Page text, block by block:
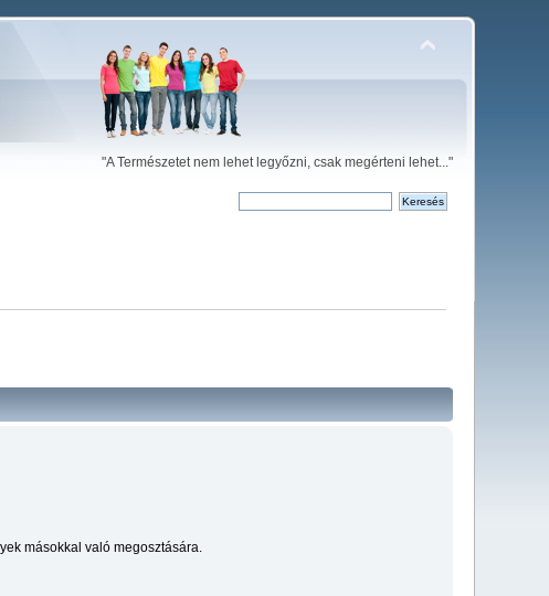
"A Természetet nem lehet legyőzni, csak megérteni lehet..."
másokkal való megosztására.